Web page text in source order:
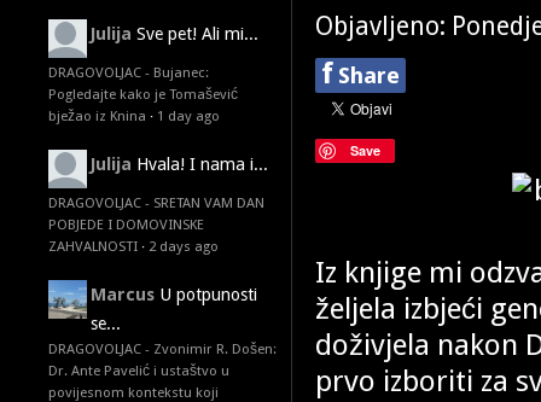
Julija Sve pet! Ali mi...
DRAGOVOLJAC - Bujanec:
Pogledajte kako je Tomašević
bježao iz Knina · 1 day ago
Julija Hvala! I nama i...
DRAGOVOLJAC - SRETAN VAM DAN
POBJEDE I DOMOVINSKE
ZAHVALNOSTI · 2 days ago
Marcus U potpunosti
se...
DRAGOVOLJAC - Zvonimir R. Došen:
Dr. Ante Pavelić i ustaštvo u
povijesnom kontekstu koji
Objavljeno:
f Share
Save
Iz knjige mi
željela izbjeći
doživjela nakon
prvo izboriti za